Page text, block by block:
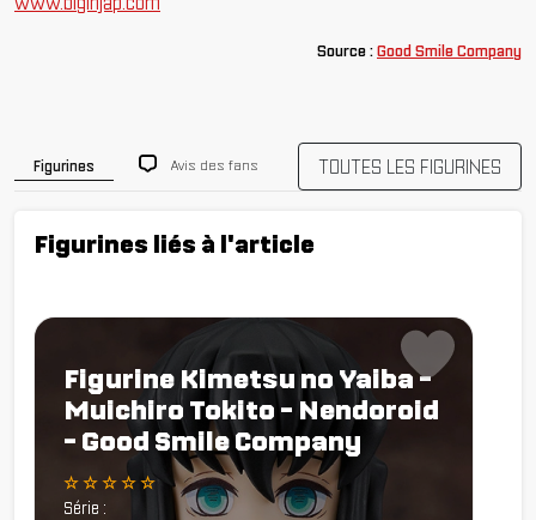
Source :Good Smile Company
Figurines Avis des fans TOUTES LES FIGURINES
Figurines liés à l'article
Figurine Kimetsu no Yaiba -
Muichiro Tokito - Nendoroid
- Good Smile Company
☆ ☆ ☆ ☆ ☆
Série :